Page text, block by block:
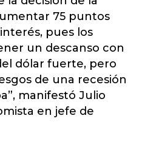
75 puntos
pues los
un descanso con
dólar fuerte, pero
de una recesión
manifestó Julio
en jefe de